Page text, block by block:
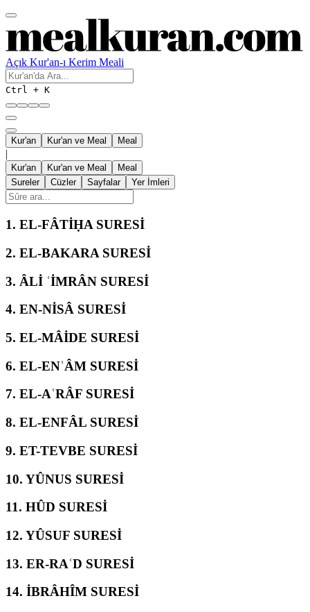
Açık Kur'an-ı Kerim Meali
Ctrl + K
Kur'an Kur'an ve Meal Meal
|
Kur'an Kur'an ve Meal
Meal
Sureler
Cüzler Sayfalar Yer İmleri
1. EL-FÂTİḤA SURESİ
2. EL-BAKARA SURESİ
3. ÂLİ ʿİMRÂN SURESİ
4. EN-NİSÂ SURESİ
5. EL-MÂİDE SURESİ
6. EL-ENʿÂM SURESİ
7. EL-AʿRÂF SURESİ
8. EL-ENFÂL SURESİ
9. ET-TEVBE SURESİ
10. YÛNUS SURESİ
11. HÛD SURESİ
12. YÛSUF SURESİ
13. ER-RAʿD SURESİ
14. İBRÂHÎM SURESİ